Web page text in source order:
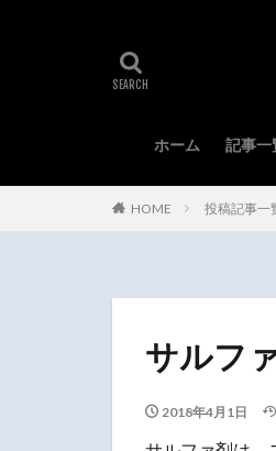
ホーム 記事一
HOME 投稿記事一
サルフ
2018年4月1日